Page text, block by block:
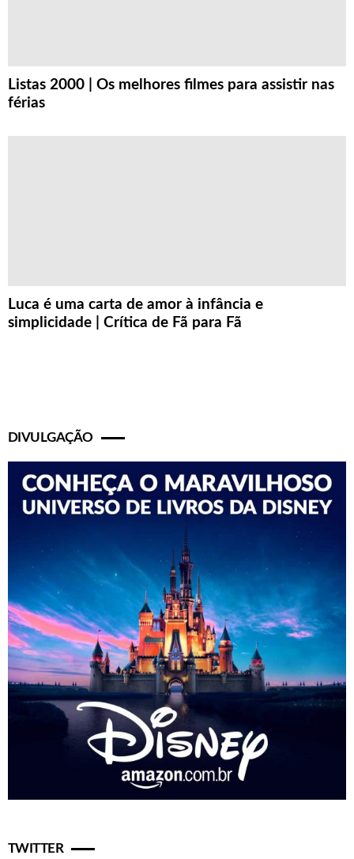
Listas 2000 | Os melhores filmes para assistir nas
férias
Luca é uma carta de amor à infância e
simplicidade | Crítica de Fã para Fã
DIVULGAÇÃO
TWITTER